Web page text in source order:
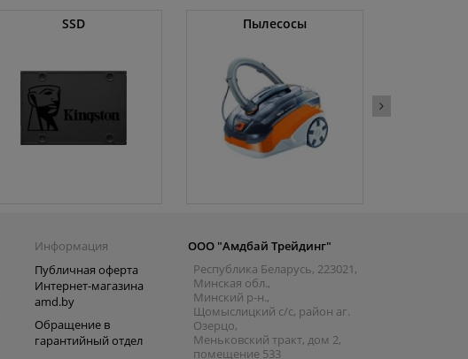
SSD Пылесосы
Информация
Публичная оферта
Интернет-магазина
amd.by
Обращение в
гарантийный отдел
ООО "Амдбай Трейдинг"
Республика Беларусь, 223021,
Минская обл.,
Минский р-н.,
Щомыслицкий с/с, район аг.
Озерцо,
Меньковский тракт, дом 2,
помещение 533